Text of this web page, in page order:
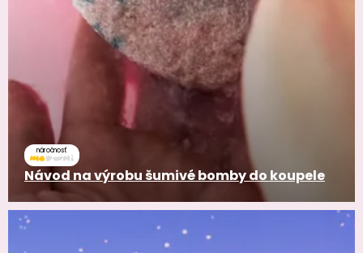
náročnosť
Návod na výrobu šumivé bomby do koupele